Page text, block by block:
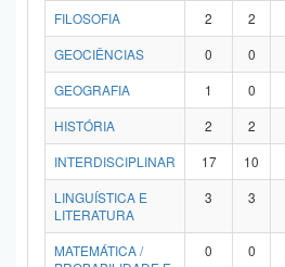
FILOSOFIA
2 2
GEOCIÊNCIAS
0 0
GEOGRAFIA
1 0
HISTÓRIA
2 2
INTERDISCIPLINAR
17 10
LINGUÍSTICA E
LITERATURA
3 3
MATEMÁTICA /
0 0